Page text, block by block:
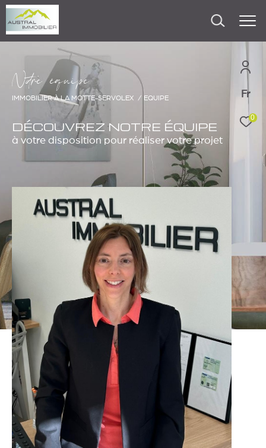
Fr
0
Nore équipe
IMMOBILIER À LA MOTTE-SERVOLEX EQUIPE
DÉCOUVREZ NOTRE ÉQUIPE
à votre disposition pour réaliser votre projet